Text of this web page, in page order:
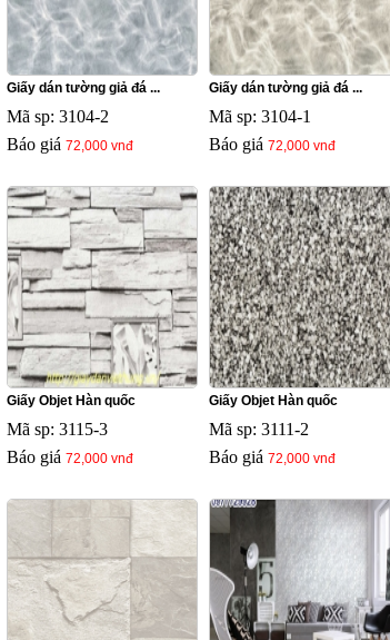
Giấy dán tường giả đá ...
Mã sp: 3104-2
Báo giá 72,000 vnđ
Giấy dán tường giả đá ...
Mã sp: 3104-1
Báo giá 72,000 vnđ
Giấy Objet Hàn quốc
Mã sp: 3115-3
Báo giá 72,000 vnđ
Giấy Objet Hàn quốc
Mã sp: 3111-2
Báo giá 72,000 vnđ